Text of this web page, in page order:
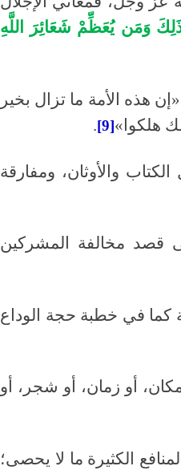
وَمَن يُعَظِّمْ شَعَائِرَ اللَّهِ
هذه الأمة ما تزال بخير
هلكوا»[9]
.
والأوثان، ومفارقة
قصد مخالفة المشركين
كما في خطبة حجة الوداع
أو زمان، أو شجر، أو
الكثيرة ما لا يحصى؛